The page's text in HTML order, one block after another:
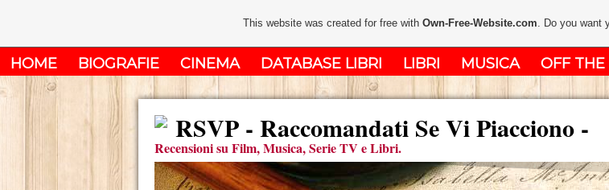
HOME BIOGRAFIE CINEMA DATABASE LIBRI LIBRI MUSICA OFF THE
RSVP - Raccomandati Se Vi Piacciono -
Recensioni su Film, Musica, Serie TV e Libri.
This website was created for free withOwn-Free-Website.com. Do you want